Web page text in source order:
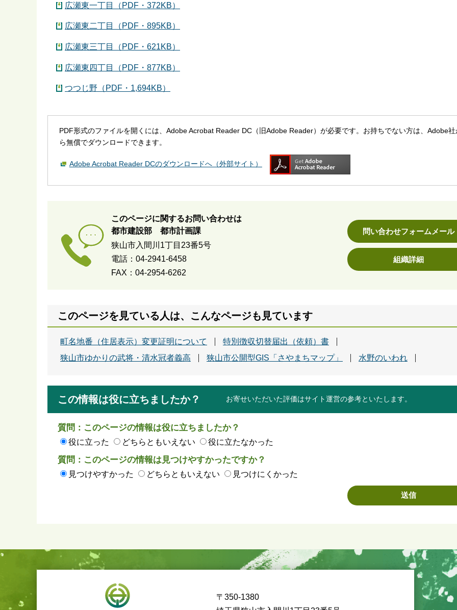
広瀬東一丁目（PDF・372KB）
広瀬東二丁目（PDF・895KB）
広瀬東三丁目（PDF・621KB）
広瀬東四丁目（PDF・877KB）
つつじ野（PDF・1,694KB）
PDF形式のファイルを開くには、Adobe Acrobat Reader DC（旧Adobe Reader）が必要です。お持ちでない方は、Adobe社
ら無償でダウンロードできます。
Adobe Acrobat Reader DCのダウンロードへ（外部サイト）
このページに関するお問い合わせは
都市建設部 都市計画課
狭山市入間川1丁目23番5号
電話：04-2941-6458
FAX：04-2954-6262
問い合わせフォームメール
組織詳細
このページを見ている人は、こんなページも見ています
町名地番（住居表示）変更証明について
特別徴収切替届出（依頼）書
狭山市ゆかりの武将・清水冠者義高
狭山市公開型GIS「さやまちマップ」 水野のいわれ
この情報は役に立ちましたか？ お寄せいただいた評価はサイト運営の参考といたします。
質問：このページの情報は役に立ちましたか？
役に立った どちらともいえない 役に立たなかった
質問：このページの情報は見つけやすかったですか？
見つけやすかった どちらともいえない 見つけにくかった
〒350-1380